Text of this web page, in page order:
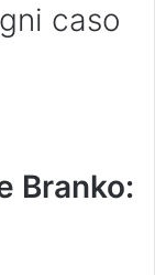
caso
Branko: